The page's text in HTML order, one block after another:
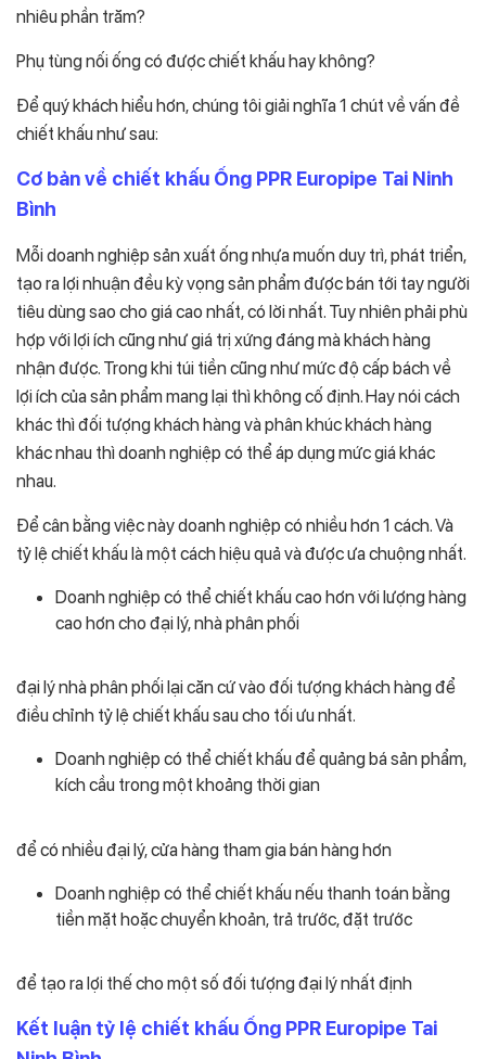
nhiêu phần trăm?
Phụ tùng nối ống có được chiết khấu hay không?
Để quý khách hiểu hơn, chúng tôi giải nghĩa 1 chút về vấn đề
chiết khấu như sau:
Cơ bản về chiết khấu Ống PPR Europipe Tai Ninh
Bình
Mỗi doanh nghiệp sản xuất ống nhựa muốn duy trì, phát triển,
tạo ra lợi nhuận đều kỳ vọng sản phẩm được bán tới tay người
tiêu dùng sao cho giá cao nhất, có lời nhất. Tuy nhiên phải phù
hợp với lợi ích cũng như giá trị xứng đáng mà khách hàng
nhận được. Trong khi túi tiền cũng như mức độ cấp bách về
lợi ích của sản phẩm mang lại thì không cố định. Hay nói cách
khác thì đối tượng khách hàng và phân khúc khách hàng
khác nhau thì doanh nghiệp có thể áp dụng mức giá khác
nhau.
Để cân bằng việc này doanh nghiệp có nhiều hơn 1 cách. Và
tỷ lệ chiết khấu là một cách hiệu quả và được ưa chuộng nhất.
Doanh nghiệp có thể chiết khấu cao hơn với lượng hàng
cao hơn cho đại lý, nhà phân phối
đại lý nhà phân phối lại căn cứ vào đối tượng khách hàng để
điều chỉnh tỷ lệ chiết khấu sau cho tối ưu nhất.
Doanh nghiệp có thể chiết khấu để quảng bá sản phẩm,
kích cầu trong một khoảng thời gian
để có nhiều đại lý, cửa hàng tham gia bán hàng hơn
Doanh nghiệp có thể chiết khấu nếu thanh toán bằng
tiền mặt hoặc chuyển khoản, trả trước, đặt trước
để tạo ra lợi thế cho một số đối tượng đại lý nhất định
Kết luận tỷ lệ chiết khấu Ống PPR Europipe Tai